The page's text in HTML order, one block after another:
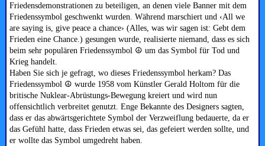
Friedensdemonstrationen zu beteiligen, an denen viele Banner mit dem
Friedenssymbol geschwenkt wurden. Während marschiert und ‹All we
are saying is, give peace a chance› (Alles, was wir sagen ist: Gebt dem
Frieden eine Chance.) gesungen wurde, realisierte niemand, dass es sich
beim sehr populären Friedenssymbol ☮ um das Symbol für Tod und
Krieg handelt.
Haben Sie sich je gefragt, wo dieses Friedenssymbol herkam? Das
Friedenssymbol ☮ wurde 1958 vom Künstler Gerald Holtom für die
britische Nuklear-Abrüstungs-Bewegung kreiert und wird nun
offensichtlich verbreitet genutzt. Enge Bekannte des Designers sagten,
dass er das abwärtsgerichtete Symbol der Verzweiflung bedauerte, da er
das Gefühl hatte, dass Frieden etwas sei, das gefeiert werden sollte, und
er wollte das Symbol umgedreht haben.